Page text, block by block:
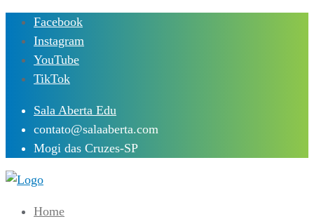
Skip
content
Facebook
Instagram
YouTube
TikTok
Sala Aberta Edu
contato@salaaberta.com
Mogi das Cruzes-SP
Home